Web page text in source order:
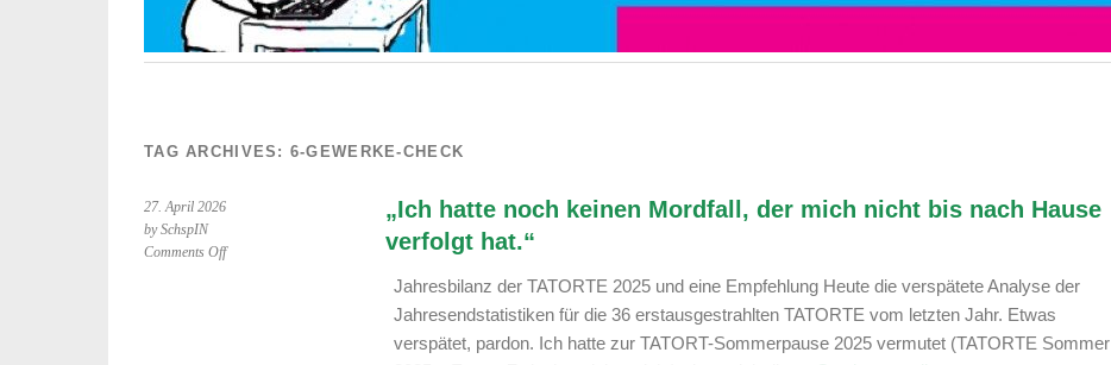
TAG ARCHIVES: 6-GEWERKE-CHECK
27. April 2026
by SchspIN
Comments Offon
„Ich hatte noch keinen Mordfall, der mich nicht bis nach Hause
verfolgt hat.“
Jahresbilanz der TATORTE 2025 und eine Empfehlung Heute die verspätete Analyse der
Jahresendstatistiken für die 36 erstausgestrahlten TATORTE vom letzten Jahr. Etwas
verspätet, pardon. Ich hatte zur TATORT-Sommerpause 2025 vermutet (TATORTE Sommer